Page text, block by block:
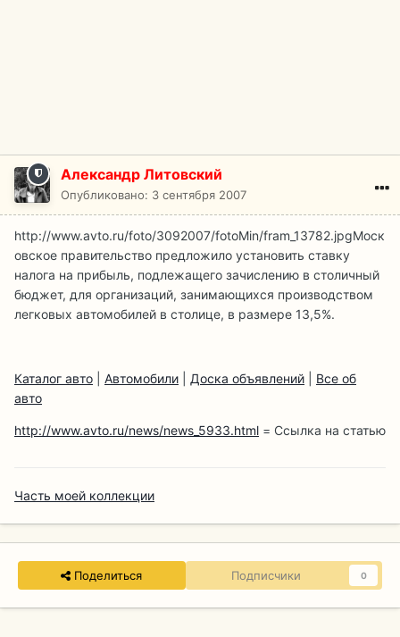
Александр Литовский
Опубликовано: 3 сентября 2007
http://www.avto.ru/foto/3092007/fotoMin/fram_13782.jpgМоск
овское правительство предложило установить ставку
налога на прибыль, подлежащего зачислению в столичный
бюджет, для организаций, занимающихся производством
легковых автомобилей в столице, в размере 13,5%.
Каталог авто Автомобили Доска объявлений
Все об
авто
http://www.avto.ru/news/news_5933.html = Ссылка на статью
Часть моей коллекции
Поделиться Подписчики 0